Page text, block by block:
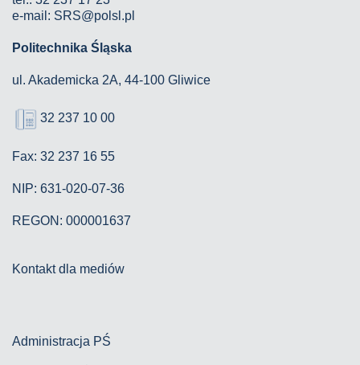
e-mail: SRS@polsl.pl
Politechnika Śląska
ul. Akademicka 2A, 44-100 Gliwice
32 237 10 00
Fax: 32 237 16 55
NIP: 631-020-07-36
REGON: 000001637
Kontakt dla mediów
Administracja PŚ